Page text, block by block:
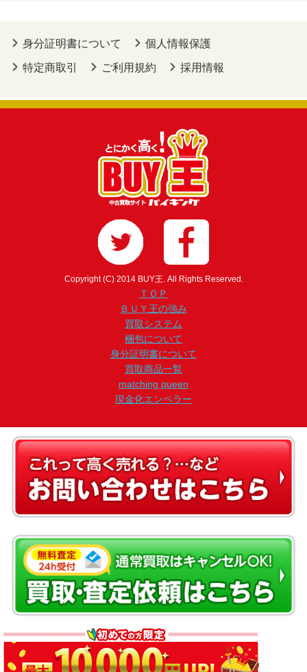
身分証明書について 個人情報保護
特定商取引 ご利用規約 採用情報
Copyright (C) 2014 BUY王. All Rights Reserved.
ＴＯＰ
ＢＵＹ王の強み
買取システム
梱包について
身分証明書について
買取商品一覧
matching queen
現金化エンペラー